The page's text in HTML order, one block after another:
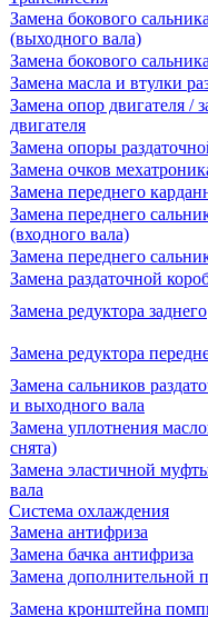
Замена бокового
(выходного вала)
Замена бокового
Замена масла и втулки
Замена опор двигателя /
двигателя
Замена опоры
Замена очков
Замена переднего
Замена переднего
(входного вала)
Замена переднего
Замена раздаточной
Замена редуктора заднего
Замена редуктора
Замена сальников
и выходного вала
Замена уплотнения
снята)
Замена эластичной
вала
Система охлаждения
Замена антифриза
Замена бачка антифриза
Замена дополнительной
Замена кронштейна